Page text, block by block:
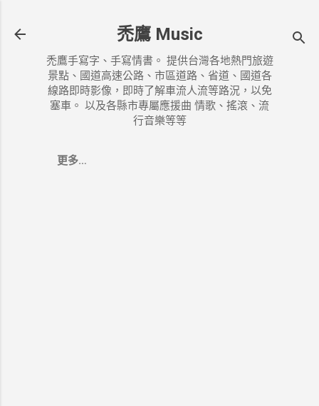
禿鷹 Music
禿鷹手寫字、手寫情書。 提供台灣各地熱門旅遊
景點、國道高速公路、市區道路、省道、國道各
線路即時影像，即時了解車流人流等路況，以免
塞車。 以及各縣市專屬應援曲 情歌、搖滾、流
行音樂等等
更多…